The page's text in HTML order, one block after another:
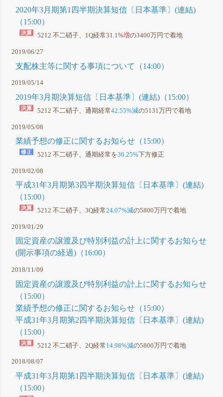
2020年3月期第1四半期決算短信〔日本基準〕(連結)
（15:00）
5212 不二硝子、1Q経常31.1%増の3400万円で着地
2019/06/27
支配株主等に関する事項について（14:00）
2019/05/14
2019年3月期決算短信〔日本基準〕(連結)（15:00）
5212 不二硝子、通期経常42.55%減の5131万円で着地
2019/05/08
業績予想の修正に関するお知らせ（15:00）
5212 不二硝子、通期経常を36.25% 下方修正
2019/02/08
平成31年3月期第3四半期決算短信〔日本基準〕(連結)
（15:00）
5212 不二硝子、3Q経常24.07%減の5800万円で着地
2019/01/29
固定資産の譲渡及び特別利益の計上に関するお知らせ
(開示事項の経過)（16:00）
2018/11/09
固定資産の譲渡及び特別利益の計上に関するお知らせ
（15:00）
業績予想の修正に関するお知らせ（15:00）
平成31年3月期第2四半期決算短信〔日本基準〕(連結)
（15:00）
5212 不二硝子、2Q経常14.98%減の5800万円で着地
2018/08/07
平成31年3月期第1四半期決算短信〔日本基準〕(連結)
（15:00）